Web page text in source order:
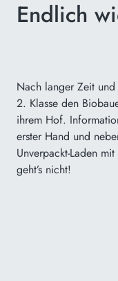
Endlich
Nach langer Zeit
2. Klasse den
ihrem Hof.
erster Hand und
Unverpackt-Laden
geht’s nicht!